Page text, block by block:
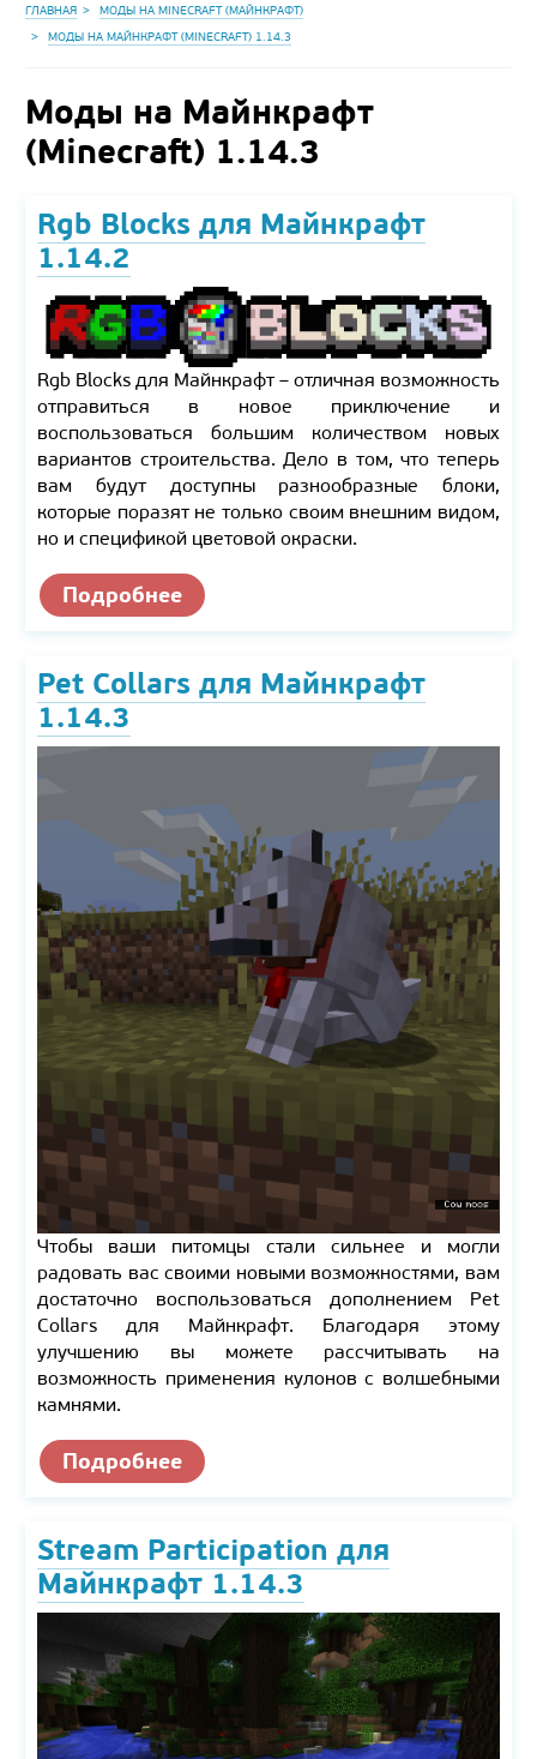
ГЛАВНАЯ
МОДЫ НА MINECRAFT (МАЙНКРАФТ)
МОДЫ НА МАЙНКРАФТ (MINECRAFT) 1.14.3
Моды на Майнкрафт
(Minecraft) 1.14.3
Rgb Blocks для Майнкрафт
1.14.2
Rgb Blocks для Майнкрафт – отличная возможность
отправиться в новое приключение и
воспользоваться большим количеством новых
вариантов строительства. Дело в том, что теперь
вам будут доступны разнообразные блоки,
которые поразят не только своим внешним видом,
но и спецификой цветовой окраски.
Подробнее
Pet Collars для Майнкрафт
1.14.3
Чтобы ваши питомцы стали сильнее и могли
радовать вас своими новыми возможностями, вам
достаточно воспользоваться дополнением Pet
Collars для Майнкрафт. Благодаря этому
улучшению вы можете рассчитывать на
возможность применения кулонов с волшебными
камнями.
Подробнее
Stream Participation для
Майнкрафт 1.14.3